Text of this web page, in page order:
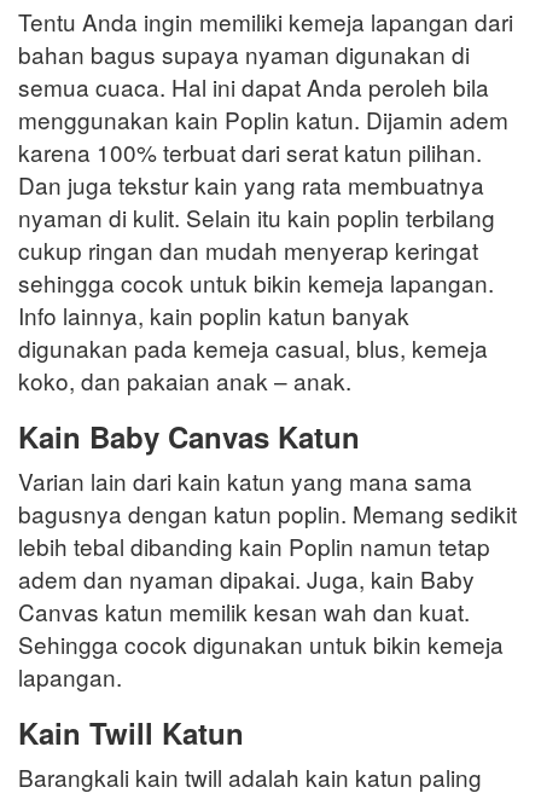
Tentu Anda ingin memiliki kemeja lapangan dari
bahan bagus supaya nyaman digunakan di
semua cuaca. Hal ini dapat Anda peroleh bila
menggunakan kain Poplin katun. Dijamin adem
karena 100% terbuat dari serat katun pilihan.
Dan juga tekstur kain yang rata membuatnya
nyaman di kulit. Selain itu kain poplin terbilang
cukup ringan dan mudah menyerap keringat
sehingga cocok untuk bikin kemeja lapangan.
Info lainnya, kain poplin katun banyak
digunakan pada kemeja casual, blus, kemeja
koko, dan pakaian anak – anak.
Kain Baby Canvas Katun
Varian lain dari kain katun yang mana sama
bagusnya dengan katun poplin. Memang sedikit
lebih tebal dibanding kain Poplin namun tetap
adem dan nyaman dipakai. Juga, kain Baby
Canvas katun memilik kesan wah dan kuat.
Sehingga cocok digunakan untuk bikin kemeja
lapangan.
Kain Twill Katun
Barangkali kain twill adalah kain katun paling